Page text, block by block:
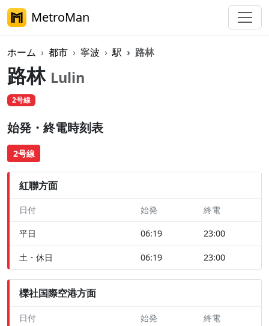
MetroMan
ホーム 都市 寧波 駅 路林
路林 Lulin
2号線
始発・終電時刻表
2号線
紅聯方面
日付 始発 終電
平日 06:19 23:00
土・休日 06:19 23:00
櫟社国際空港方面
日付 始発 終電